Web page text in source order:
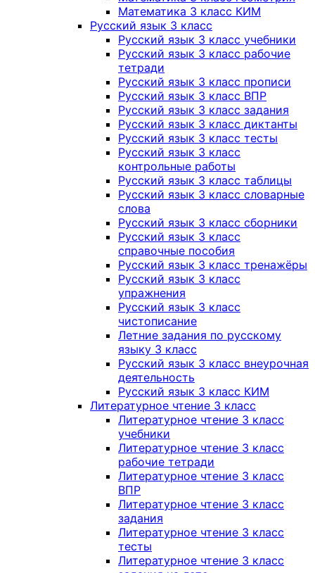
Математика 3 класс КИМ
Русский язык 3 класс
Русский язык 3 класс учебники
Русский язык 3 класс рабочие
тетради
Русский язык 3 класс прописи
Русский язык 3 класс ВПР
Русский язык 3 класс задания
Русский язык 3 класс диктанты
Русский язык 3 класс тесты
Русский язык 3 класс
контрольные работы
Русский язык 3 класс таблицы
Русский язык 3 класс словарные
слова
Русский язык 3 класс сборники
Русский язык 3 класс
справочные пособия
Русский язык 3 класс тренажёры
Русский язык 3 класс
упражнения
Русский язык 3 класс
чистописание
Летние задания по русскому
языку 3 класс
Русский язык 3 класс внеурочная
деятельность
Русский язык 3 класс КИМ
Литературное чтение 3 класс
Литературное чтение 3 класс
учебники
Литературное чтение 3 класс
рабочие тетради
Литературное чтение 3 класс
ВПР
Литературное чтение 3 класс
задания
Литературное чтение 3 класс
тесты
Литературное чтение 3 класс